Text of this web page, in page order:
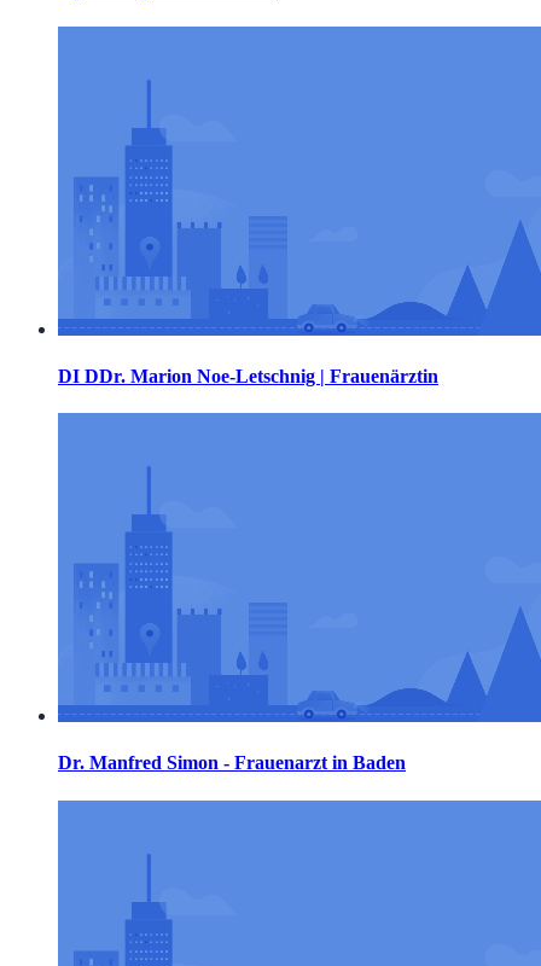
DI DDr. Marion Noe-Letschnig | Frauenärztin
Dr. Manfred Simon - Frauenarzt in Baden